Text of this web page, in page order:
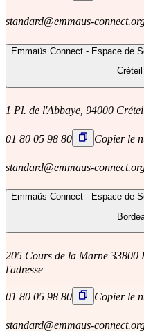
standard@emmaus-
Emmaüs Connect - Espace de
Créteil
1 Pl. de l'Abbaye, 94000
01 80 05 98 80 Copier le
standard@emmaus-
Emmaüs Connect - Espace de
205 Cours de la Marne 33800
l'adresse
01 80 05 98 80 Copier le
standard@emmaus-